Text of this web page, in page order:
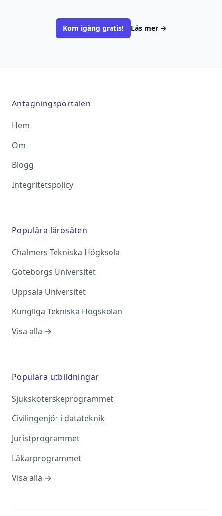
Kom igång gratis! Läs mer →
Antagningsportalen
Hem
Om
Blogg
Integritetspolicy
Populära lärosäten
Chalmers Tekniska Högksola
Göteborgs Universitet
Uppsala Universitet
Kungliga Tekniska Högskolan
Visa alla →
Populära utbildningar
Sjuksköterskeprogrammet
Civilingenjör i datateknik
Juristprogrammet
Läkarprogrammet
Visa alla →